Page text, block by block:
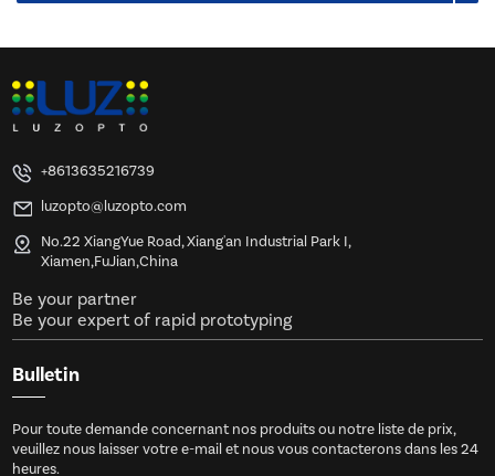
+8613635216739
luzopto@luzopto.com
No.22 XiangYue Road, Xiang'an Industrial Park I,
Xiamen,FuJian,China
Be your partner
Be your expert of rapid prototyping
Bulletin
Pour toute demande concernant nos produits ou notre liste de prix,
veuillez nous laisser votre e-mail et nous vous contacterons dans les 24
heures.